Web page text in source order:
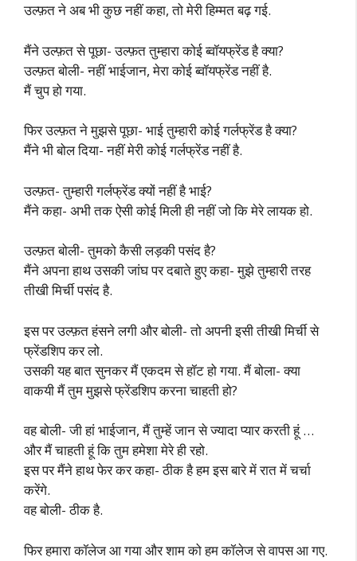
उल्फ़त ने अब भी कुछ नहीं कहा, तो मेरी हिम्मत बढ़ गई.
मैंने उल्फ़त से पूछा- उल्फ़त तुम्हारा कोई ब्वॉयफ्रेंड है क्या?
उल्फ़त बोली- नहीं भाईजान, मेरा कोई ब्वॉयफ्रेंड नहीं है.
मैं चुप हो गया.
फिर उल्फ़त ने मुझसे पूछा- भाई तुम्हारी कोई गर्लफ्रेंड है क्या?
मैंने भी बोल दिया- नहीं मेरी कोई गर्लफ्रेंड नहीं है.
उल्फ़त- तुम्हारी गर्लफ्रेंड क्यों नहीं है भाई?
मैंने कहा- अभी तक ऐसी कोई मिली ही नहीं जो कि मेरे लायक हो.
उल्फ़त बोली- तुमको कैसी लड़की पसंद है?
मैंने अपना हाथ उसकी जांघ पर दबाते हुए कहा- मुझे तुम्हारी तरह
तीखी मिर्ची पसंद है.
इस पर उल्फ़त हंसने लगी और बोली- तो अपनी इसी तीखी मिर्ची से
फ्रेंडशिप कर लो.
उसकी यह बात सुनकर मैं एकदम से हॉट हो गया. मैं बोला- क्या
वाकयी मैं तुम मुझसे फ्रेंडशिप करना चाहती हो?
वह बोली- जी हां भाईजान, मैं तुम्हें जान से ज्यादा प्यार करती हूं …
और मैं चाहती हूं कि तुम हमेशा मेरे ही रहो.
इस पर मैंने हाथ फेर कर कहा- ठीक है हम इस बारे में रात में चर्चा
करेंगे.
वह बोली- ठीक है.
फिर हमारा कॉलेज आ गया और शाम को हम कॉलेज से वापस आ गए.